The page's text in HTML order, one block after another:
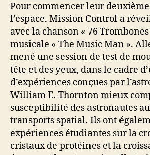
Pour commencer leur
l’espace, Mission Control a
avec la chanson « 76
musicale « The Music Man ».
mené une session de test de
tête et des yeux, dans le cadre
d’expériences conçues par
William E. Thornton mieux
susceptibilité des astronautes
transports spatial. Ils ont
expériences étudiantes sur la
cristaux de protéines et la